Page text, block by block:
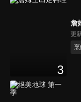
3
詹
更